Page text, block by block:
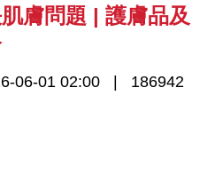
膚問題 | 護膚品及
06-01 02:00
186942